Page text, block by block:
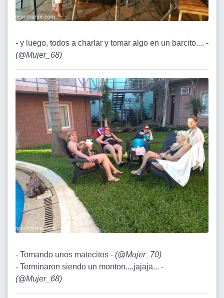
- y luego, todos a charlar y tomar algo en un barcito.... -
(@Mujer_68)
- Tomando unos matecitos - (@Mujer_70)
- Terminaron siendo un monton....jajaja... -
(@Mujer_68)